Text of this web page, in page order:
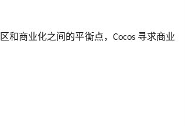
和商业化之间的平衡点， Cocos 寻求商业